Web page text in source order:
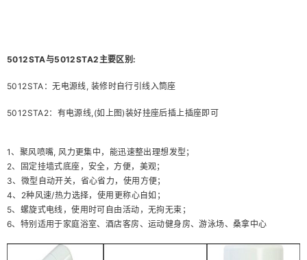
5012STA与5012STA2主要区别:
5012STA：无电源线, 装修时自行引线入筒座
5012STA2：有电源线,(如上图)装好挂座后插上插座即可
1、聚风喷嘴, 风力更集中，能迅速整出理想发型；
2、固定挂墙式底座，安全，方便，美观；
3、微型自动开关，省心省力，使用方便；
4、2种风速/热力选择，使用更称心自如；
5、螺旋式电线，使用时可自由活动，无拘无束；
6、特别适用于家庭浴室、酒店客房、运动健身房、游泳场、桑拿中心